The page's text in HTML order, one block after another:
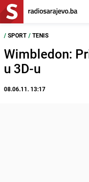
/ SPORT / TENIS
Wimbledon:
u 3D-u
08.06.11. 13:17